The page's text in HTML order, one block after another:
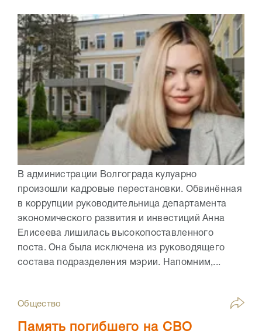
В администрации Волгограда кулуарно
произошли кадровые перестановки. Обвинённая
в коррупции руководительница департамента
экономического развития и инвестиций Анна
Елисеева лишилась высокопоставленного
поста. Она была исключена из руководящего
состава подразделения мэрии. Напомним,...
Общество
Память погибшего на СВО